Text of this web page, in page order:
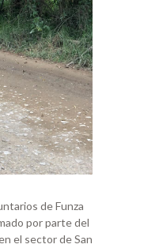
de Funza
por parte del
el sector de San